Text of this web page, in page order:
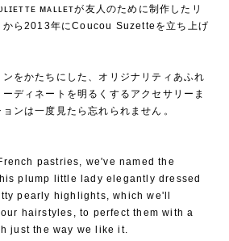
ᴍᴀʟʟᴇᴛが友人のために制作したリ
から2013年にCoucou Suzetteを立ち上げ
をかたちにした、オリジナリティあふれ
ディネートを明るくするアクセサリーま
ンは一度見たら忘れられません⁡。
pastries, we've named the
plump little lady elegantly dressed
pearly highlights, which we'll
hairstyles, to perfect them with a
just the way we like it.